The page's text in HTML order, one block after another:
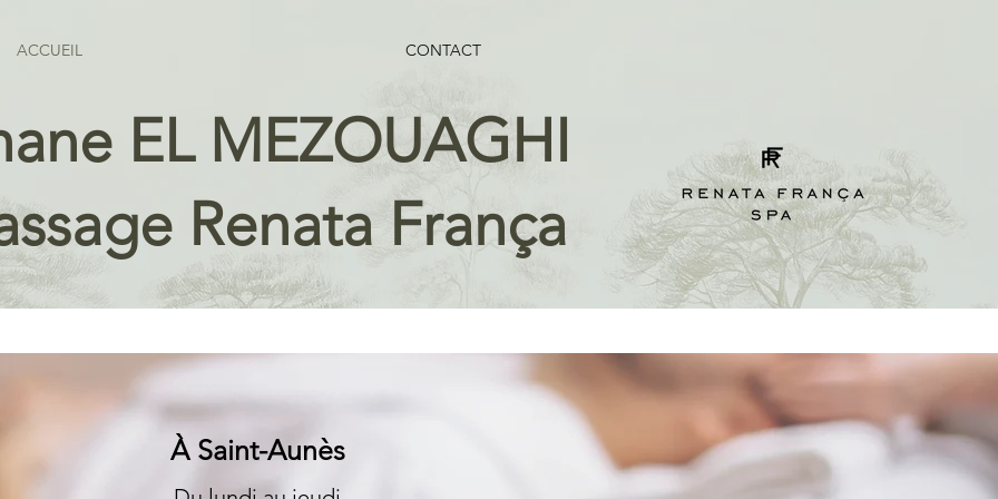
ACCUEIL CONTACT
EL MEZOUAGHI
Renata França
À Saint-Aunès